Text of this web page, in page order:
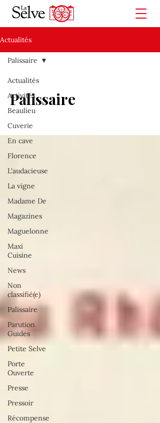
Actualités
Actualités
Activités
Beaulieu
Cuverie
En cave
Florence
L'audacieuse
La vigne
Madame De
Magazines
Maguelonne
Maxi
Cuisine
News
Non
classifié(e)
Palissaire
Parution
Guides
Petite Selve
Porte
Ouverte
Presse
Pressoir
Récompense
Palissaire
Palissaire